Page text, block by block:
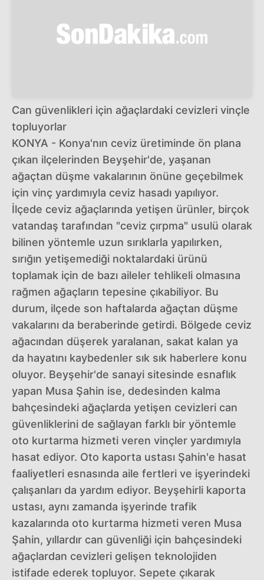
Can güvenlikleri için ağaçlardaki cevizleri vinçle
topluyorlar
KONYA - Konya'nın ceviz üretiminde ön plana
çıkan ilçelerinden Beyşehir'de, yaşanan
ağaçtan düşme vakalarının önüne geçebilmek
için vinç yardımıyla ceviz hasadı yapılıyor.
İlçede ceviz ağaçlarında yetişen ürünler, birçok
vatandaş tarafından "ceviz çırpma" usulü olarak
bilinen yöntemle uzun sırıklarla yapılırken,
sırığın yetişemediği noktalardaki ürünü
toplamak için de bazı aileler tehlikeli olmasına
rağmen ağaçların tepesine çıkabiliyor. Bu
durum, ilçede son haftalarda ağaçtan düşme
vakalarını da beraberinde getirdi. Bölgede ceviz
ağacından düşerek yaralanan, sakat kalan ya
da hayatını kaybedenler sık sık haberlere konu
oluyor. Beyşehir'de sanayi sitesinde esnaflık
yapan Musa Şahin ise, dedesinden kalma
bahçesindeki ağaçlarda yetişen cevizleri can
güvenliklerini de sağlayan farklı bir yöntemle
oto kurtarma hizmeti veren vinçler yardımıyla
hasat ediyor. Oto kaporta ustası Şahin'e hasat
faaliyetleri esnasında aile fertleri ve işyerindeki
çalışanları da yardım ediyor. Beyşehirli kaporta
ustası, aynı zamanda işyerinde trafik
kazalarında oto kurtarma hizmeti veren Musa
Şahin, yıllardır can güvenliği için bahçesindeki
ağaçlardan cevizleri gelişen teknolojiden
istifade ederek topluyor. Sepete çıkarak